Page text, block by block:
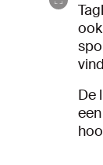
De